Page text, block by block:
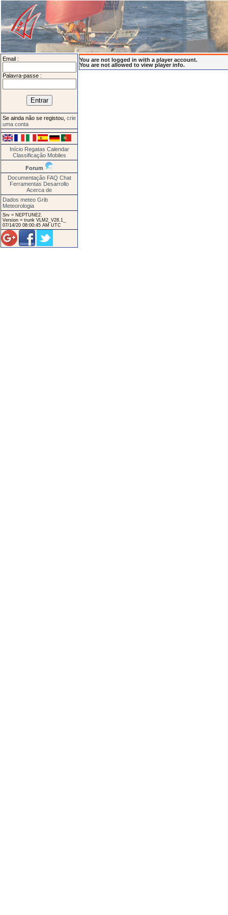
Email :
Palavra-passe :
Se ainda não se registou, crie
uma conta
Início Regatas Calendar
Classificação Mobiles
Forum
Documentação FAQ Chat
Ferramentas Desarrollo
Acerca de
Dados meteo Grib
Meteorologia
Srv = NEPTUNE2.
Version = trunk VLM2_V28.1_
07/14/20 08:00:45 AM UTC
You are not logged in with a player account.
You are not allowed to view player info.